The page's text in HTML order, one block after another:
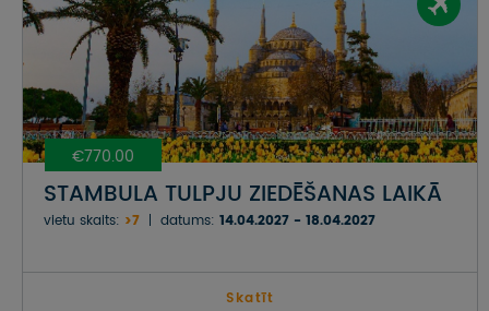
€770.00
STAMBULA TULPJU ZIEDĒŠANAS LAIKĀ
vietu skaits: >7 datums: 14.04.2027 - 18.04.2027
Skatīt